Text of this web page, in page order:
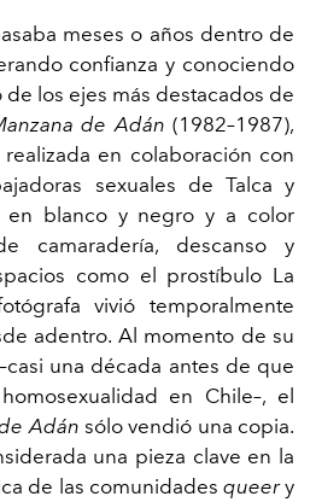
meses o años dentro de
confianza y conociendo
de los ejes más destacados de
de Adán (1982–1987),
en colaboración con
sexuales de Talca y
en blanco y negro y a color
camaradería, descanso y
como el prostíbulo La
vivió temporalmente
adentro. Al momento de su
una década antes de que
en Chile–, el
Adán sólo vendió una copia.
una pieza clave en la
de las comunidades queery